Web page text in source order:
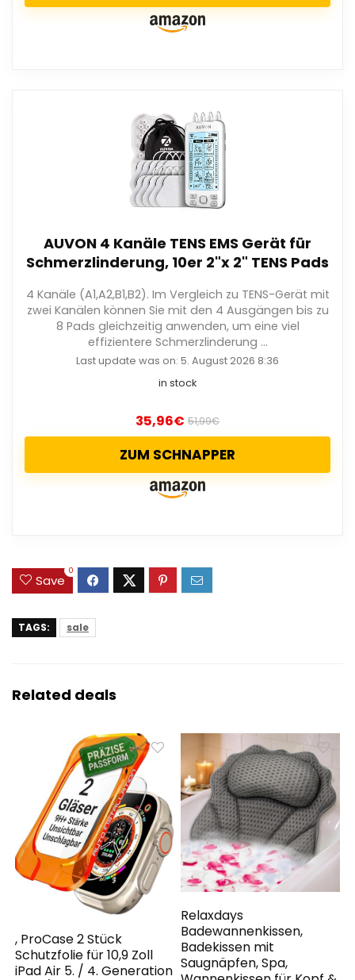
AUVON 4 Kanäle TENS EMS Gerät für
Schmerzlinderung, 10er 2"x 2" TENS Pads
4 Kanäle (A1,A2,B1,B2). Im Vergleich zu TENS-Gerät mit
zwei Kanälen können Sie mit den 4 Ausgängen bis zu
8 Pads gleichzeitig anwenden, um eine viel
effizientere Schmerzlinderung ...
Last update was on: 5. August 2026 8:36
in stock
35,96€ 51,99€
ZUM SCHNAPPER
Save
0
TAGS: sale
Related deals
, ProCase 2 Stück
Schutzfolie für 10,9 Zoll
iPad Air 5. / 4. Generation
Relaxdays
Badewannenkissen,
Badekissen mit
Saugnäpfen, Spa,